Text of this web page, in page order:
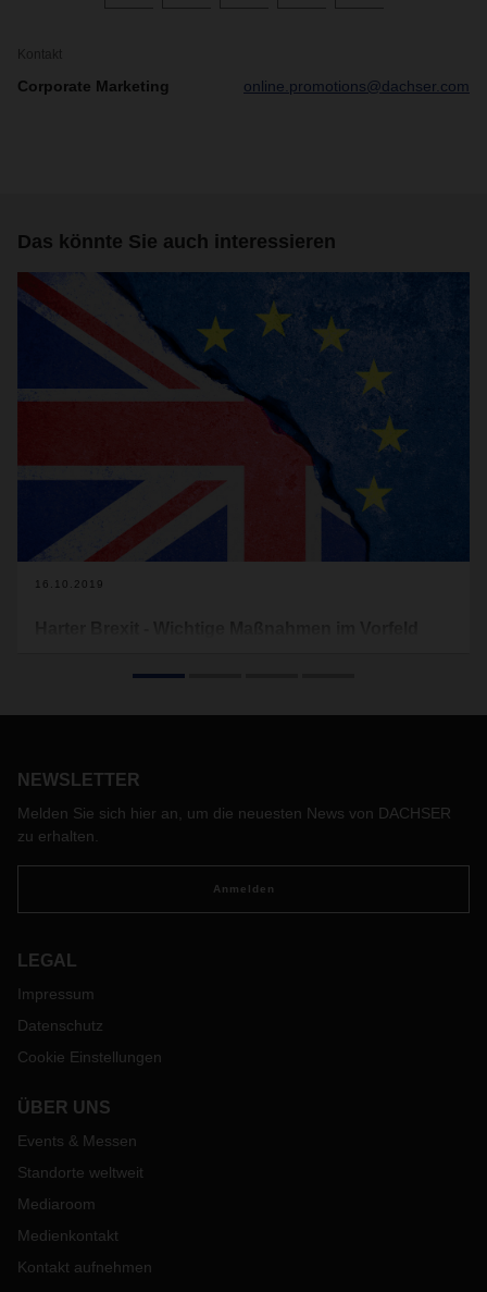
Kontakt
Corporate Marketing online.promotions@dachser.com
Das könnte Sie auch interessieren
16.10.2019
NEWSLETTER
Melden Sie sich hier an, um die neuesten News von DACHSER
zu erhalten.
Anmelden
LEGAL
Impressum
Datenschutz
Cookie Einstellungen
ÜBER UNS
Events & Messen
Standorte weltweit
Mediaroom
Medienkontakt
Kontakt aufnehmen